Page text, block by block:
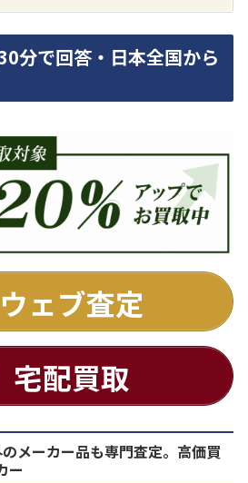
アンプ
お問合せください
DENON
プリメインアンプ
分で回答・日本全国から
ウェブ査定
宅配買取
メーカー品も専門査定。高価買
ー